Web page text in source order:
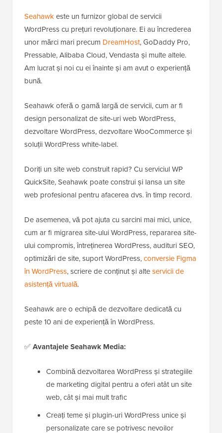
Seahawkeste un furnizor global de servicii
WordPress cu prețuri revoluționare. Ei au încrederea
unor mărci mari precum DreamHost, GoDaddy Pro,
Pressable, Alibaba Cloud, Vendasta și multe altele.
Am lucrat și noi cu ei înainte și am avut o experiență
bună.
Seahawk oferă o gamă largă de servicii, cum ar fi
design personalizat de site-uri web WordPress,
dezvoltare WordPress, dezvoltare WooCommerce și
soluții WordPress white-label.
Doriți un site web construit rapid? Cu serviciul WP
QuickSite, Seahawk poate construi și lansa un site
web profesional pentru afacerea dvs. în timp record.
De asemenea, vă pot ajuta cu sarcini mai mici, unice,
cum ar fi migrarea site-ului WordPress, repararea site-
ului compromis, întreținerea WordPress, audituri SEO,
optimizări de site, suport WordPress,conversie Figma
în WordPress, scriere de conținut și alteservicii de
asistență virtuală.
Seahawk are o echipă de dezvoltare dedicată cu
peste 10 ani de experiență în WordPress.
✅Avantajele Seahawk Media:
Combină dezvoltarea WordPress și strategiile
de marketing digital pentru a oferi atât un site
web, cât și mai mult trafic
Creați teme și plugin-uri WordPress unice și
personalizate care se potrivesc nevoilor